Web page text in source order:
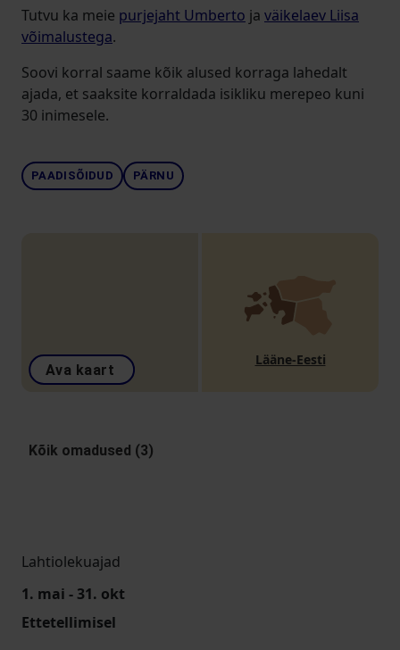
Tutvu ka meie purjejaht Umberto ja väikelaev Liisa
võimalustega.
Soovi korral saame kõik alused korraga lahedalt
ajada, et saaksite korraldada isikliku merepeo kuni
30 inimesele.
PAADISÕIDUD PÄRNU
Ava kaart
Lääne-Eesti
Kõik omadused (3)
Lahtiolekuajad
1. mai - 31. okt
Ettetellimisel